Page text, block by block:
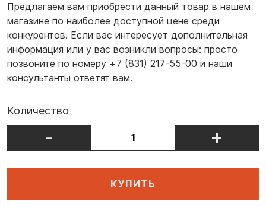
Предлагаем вам приобрести данный товар в нашем
магазине по наиболее доступной цене среди
конкурентов. Если вас интересует дополнительная
информация или у вас возникли вопросы: просто
позвоните по номеру +7 (831) 217-55-00 и наши
консультанты ответят вам.
Количество
- +
КУПИТЬ